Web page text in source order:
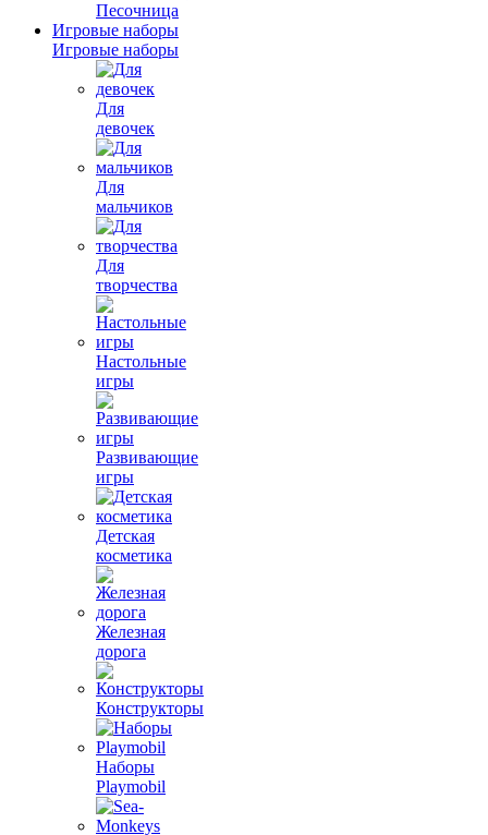
Песочница
Игровые наборы
Игровые наборы
Для
девочек
Для
мальчиков
Для
творчества
Настольные
игры
Развивающие
игры
Детская
косметика
Железная
дорога
Конструкторы
Наборы
Playmobil